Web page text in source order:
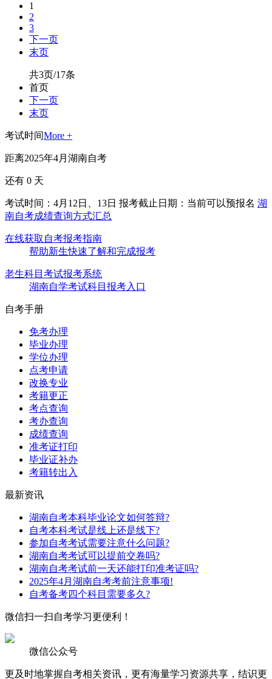
1
2
3
下一页
末页
共3页/17条
首页
下一页
末页
考试时间More +
距离2025年4月湖南自考
还有 0 天
考试时间：4月12日、13日 报考截止日期：当前可以预报名 湖
南自考成绩查询方式汇总
在线获取自考报考指南
帮助新生快速了解和完成报考
老生科目考试报考系统
湖南自学考试科目报考入口
自考手册
免考办理
毕业办理
学位办理
点考申请
改换专业
考籍更正
考点查询
考办查询
成绩查询
准考证打印
毕业证补办
考籍转出入
最新资讯
湖南自考本科毕业论文如何答辩?
自考本科考试是线上还是线下?
参加自考考试需要注意什么问题?
湖南自考考试可以提前交卷吗?
湖南自考考试前一天还能打印准考证吗?
2025年4月湖南自考考前注意事项!
自考备考四个科目需要多久?
微信扫一扫自考学习更便利！
微信公众号
更及时地掌握自考相关资讯，更有海量学习资源共享，结识更